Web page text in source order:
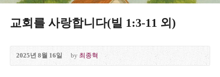
교회를 사랑합니다(빌 1:3-11 외)
2025년 8월 16일 by 최종혁